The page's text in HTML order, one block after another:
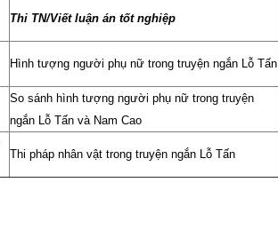
Thi TN/Viết luận án tốt nghiệp
Hình tượng người phụ nữ trong truyện ngắn Lỗ Tấn
So sánh hình tượng người phụ nữ trong truyện
ngắn Lỗ Tấn và Nam Cao
Thi pháp nhân vật trong truyện ngắn Lỗ Tấn